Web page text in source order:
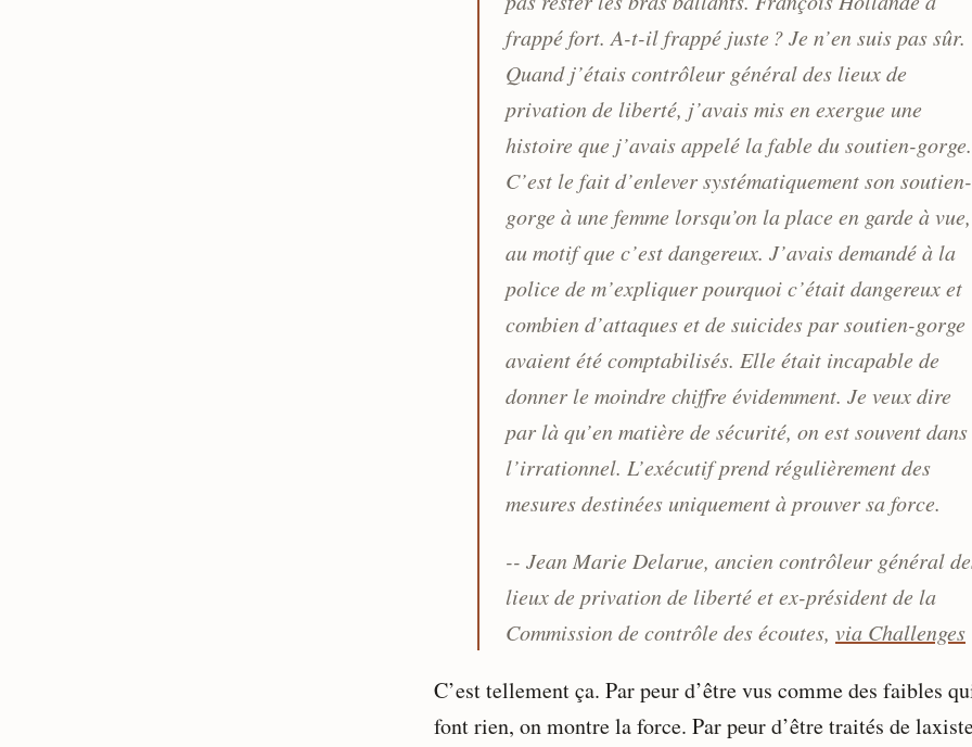
frappé fort. A-t-il frappé juste ? Je n’en suis pas sûr.
Quand j’étais contrôleur général des lieux de
privation de liberté, j’avais mis en exergue une
histoire que j’avais appelé la fable du soutien-gorge.
C’est le fait d’enlever systématiquement son soutien-
gorge à une femme lorsqu’on la place en garde à vue,
au motif que c’est dangereux. J’avais demandé à la
police de m’expliquer pourquoi c’était dangereux et
combien d’attaques et de suicides par soutien-gorge
avaient été comptabilisés. Elle était incapable de
donner le moindre chiffre évidemment. Je veux dire
par là qu’en matière de sécurité, on est souvent dans
l’irrationnel. L’exécutif prend régulièrement des
mesures destinées uniquement à prouver sa force.
-- Jean Marie Delarue, ancien contrôleur général
lieux de privation de liberté et ex-président de la
Commission de contrôle des écoutes, via Challenges
C’est tellement ça. Par peur d’être vus comme des faibles
font rien, on montre la force. Par peur d’être traités de